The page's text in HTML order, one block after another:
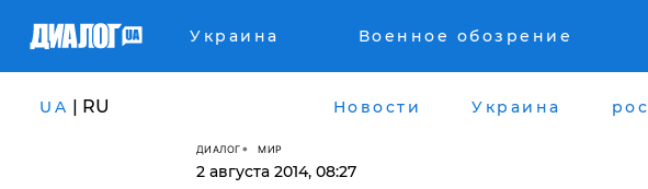
Украина Военное обозрение
UA | RU Новости Украина
ДИАЛОГ МИР
2 августа 2014, 08:27